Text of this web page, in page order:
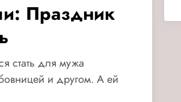
Праздник
стать для мужа
и другом. А ей